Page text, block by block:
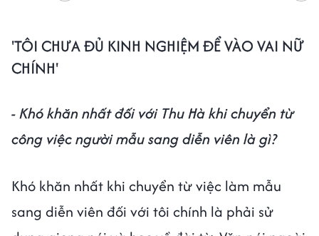
'TÔI CHƯA ĐỦ KINH NGHIỆM ĐỂ VÀO VAI NỮ
CHÍNH'
- Khó khăn nhất đối với Thu Hà khi chuyển từ
công việc người mẫu sang diễn viên là gì?
Khó khăn nhất khi chuyển từ việc làm mẫu
sang diễn viên đối với tôi chính là phải sử